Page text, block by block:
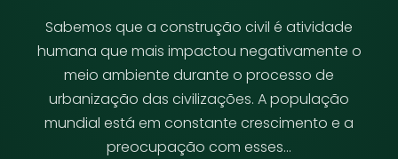
Sabemos que a construção civil é atividade
humana que mais impactou negativamente o
meio ambiente durante o processo de
urbanização das civilizações. A população
mundial está em constante crescimento e a
preocupação com esses…